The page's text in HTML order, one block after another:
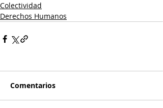
Colectividad
Derechos Humanos
Comentarios